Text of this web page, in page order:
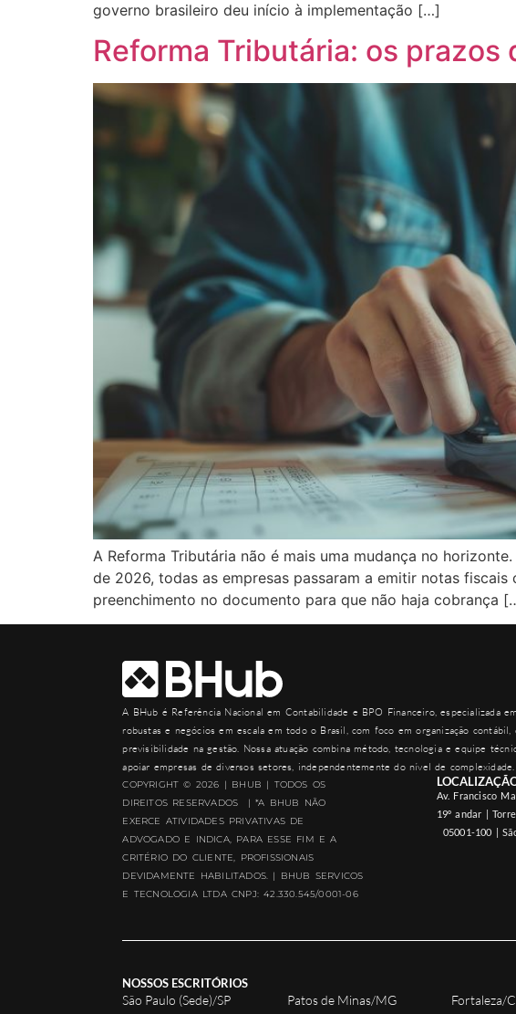
governo brasileiro deu início à implementação […]
Reforma Tributária: os
A Reforma Tributária não é mais uma mudança no
de 2026, todas as empresas passaram a emitir notas
preenchimento no documento para que não haja cobrança
A BHub é Referência Nacional em Contabilidade e BPO Financeiro, especializada
robustas e negócios em escala em todo o Brasil, com foco em organização
previsibilidade na gestão. Nossa atuação combina método, tecnologia e equipe
apoiar empresas de diversos setores, independentemente do nível de complexidade.
COPYRIGHT © 2026 | BHUB | TODOS OS
DIREITOS RESERVADOS | *A BHUB NÃO
EXERCE ATIVIDADES PRIVATIVAS DE
ADVOGADO E INDICA, PARA ESSE FIM E A
CRITÉRIO DO CLIENTE, PROFISSIONAIS
DEVIDAMENTE HABILITADOS. | BHUB SERVICOS
E TECNOLOGIA LTDA CNPJ: 42.330.545/0001-06
Av. Francisco
19º andar |
05001-100 |
NOSSOS ESCRITÓRIOS
São Paulo (Sede)/SP Patos de Minas/MG Fortaleza/